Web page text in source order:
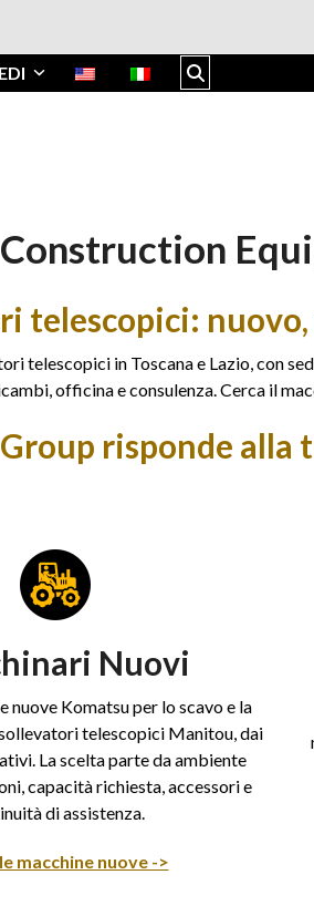
telescopici:
telescopici in Toscana e Lazio, con
officina e consulenza. Cerca il
risponde alla
Nuovi
nuove Komatsu per lo scavo e la
telescopici Manitou, dai
La scelta parte da ambiente
capacità richiesta, accessori e
di assistenza.
macchine nuove ->